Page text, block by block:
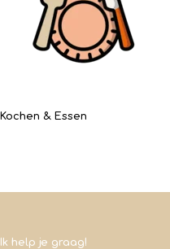
Kochen & Essen
Ik help je graag!